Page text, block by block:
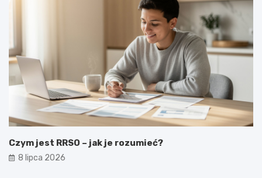
Czym jest RRSO – jak je rozumieć?
8 lipca 2026